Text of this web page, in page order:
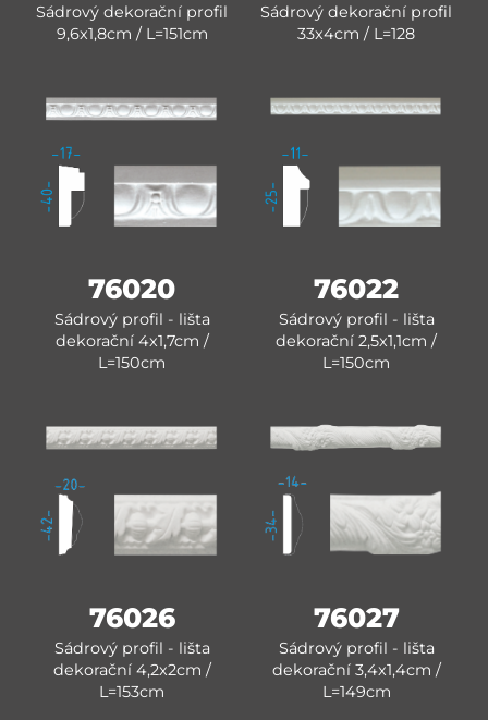
Sádrový dekorační profil
9,6x1,8cm / L=151cm
Sádrový dekorační profil
33x4cm / L=128
76020
Sádrový profil - lišta
dekorační 4x1,7cm /
L=150cm
76022
Sádrový profil - lišta
dekorační 2,5x1,1cm /
L=150cm
76026
Sádrový profil - lišta
dekorační 4,2x2cm /
L=153cm
76027
Sádrový profil - lišta
dekorační 3,4x1,4cm /
L=149cm